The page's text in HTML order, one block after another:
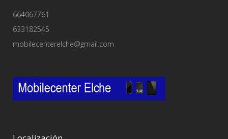
664067761
633182545
mobilecenterelche@gmail.com